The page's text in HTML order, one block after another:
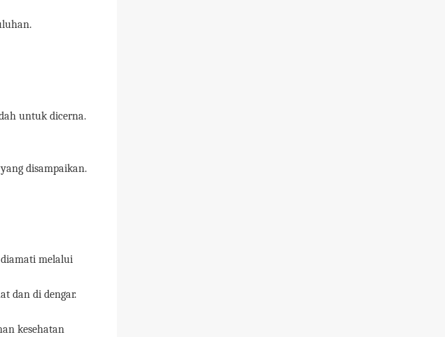
untuk dicerna.
disampaikan.
melalui
dan di dengar.
kesehatan